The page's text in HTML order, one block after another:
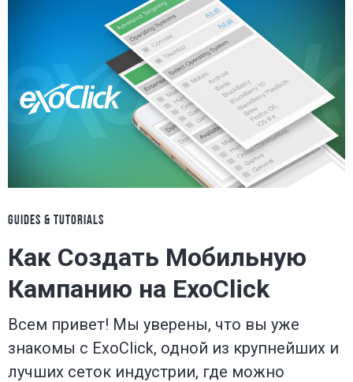
GUIDES & TUTORIALS
Как Создать Мобильную
Кампанию на ExoClick
Всем привет! Мы уверены, что вы уже
знакомы с ExoClick, одной из крупнейших и
лучших сеток индустрии, где можно